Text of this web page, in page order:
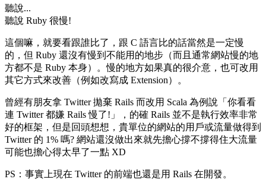
聽說...
聽說 Ruby 很慢!
這個嘛，就要看跟誰比了，跟 C 語言比的話當然是一定慢
的，但 Ruby 還沒有慢到不能用的地步（而且通常網站慢的地
方都不是 Ruby 本身）。慢的地方如果真的很介意，也可改用
其它方式來改善（例如改寫成 Extension）。
曾經有朋友拿 Twitter 拋棄 Rails 而改用 Scala 為例說「你看看
連 Twitter 都嫌 Rails 慢了!」，的確 Rails 並不是執行效率非常
好的框架，但是回頭想想，貴單位的網站的用戶或流量做得到
Twitter 的 1% 嗎? 網站還沒做出來就先擔心撐不撐得住大流量
可能也擔心得太早了一點 XD
PS：事實上現在 Twitter 的前端也還是用 Rails 在開發。